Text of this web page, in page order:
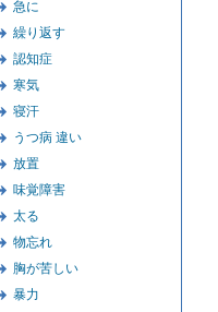
急に
繰り返す
認知症
寒気
寝汗
うつ病 違い
放置
味覚障害
太る
物忘れ
胸が苦しい
暴力